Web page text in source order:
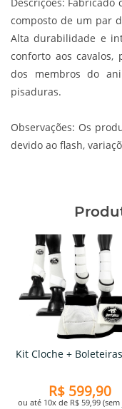
composto de um par
Alta durabilidade e
conforto aos cavalos,
dos membros do
pisaduras.
Observações: Os
devido ao flash,
Kit Cloche +
R$ 599,90
ou até 10x de R$ 59,99